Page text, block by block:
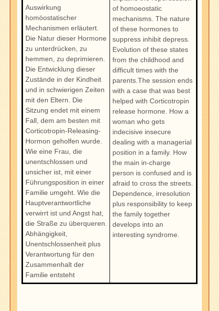
Auswirkung
homöostatischer
Mechanismen erläutert.
Die Natur dieser Hormone
zu unterdrücken, zu
hemmen, zu deprimieren.
Die Entwicklung dieser
Zustände in der Kindheit
und in schwierigen Zeiten
mit den Eltern. Die
Sitzung endet mit einem
Fall, dem am besten mit
Corticotropin-Releasing-
Hormon geholfen wurde.
Wie eine Frau, die
unentschlossen und
unsicher ist, mit einer
Führungsposition in einer
Familie umgeht. Wie die
Hauptverantwortliche
verwirrt ist und Angst hat,
die Straße zu überqueren.
Abhängigkeit,
Unentschlossenheit plus
Verantwortung für den
Zusammenhalt der
Familie entsteht
of homoeostatic
mechanisms. The nature
of these hormones to
suppress inhibit depress.
Evolution of these states
from the childhood and
difficult times with the
parents.The session ends
with a case that was best
helped with Corticotropin
release hormone. How a
woman who gets
indecisive insecure
dealing with a managerial
position in a family. How
the main in-charge
person is confused and is
afraid to cross the streets.
Dependence, irresolution
plus responsibility to keep
the family together
develops into an
interesting syndrome.